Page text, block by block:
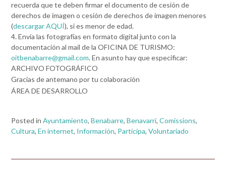
recuerda que te deben firmar el documento de cesión de
derechos de imagen o cesión de derechos de imagen menores
(descargar AQUÍ), si es menor de edad.
4. Envía las fotografías en formato digital junto con la
documentación al mail de la OFICINA DE TURISMO:
oitbenabarre@gmail.com. En asunto hay que especificar:
ARCHIVO FOTOGRÁFICO
Gracias de antemano por tu colaboración
ÁREA DE DESARROLLO
Posted in Ayuntamiento, Benabarre, Benavarri, Comissions,
Cultura, En internet, Información, Participa, Voluntariado